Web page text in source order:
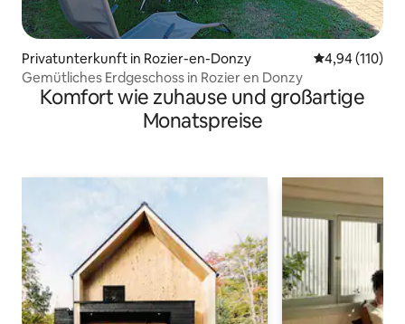
Privatunterkunft in Rozier-en-Donzy
4,94 (110)
Gemütliches Erdgeschoss in Rozier en Donzy
Komfort wie zuhause und großartige
Monatspreise